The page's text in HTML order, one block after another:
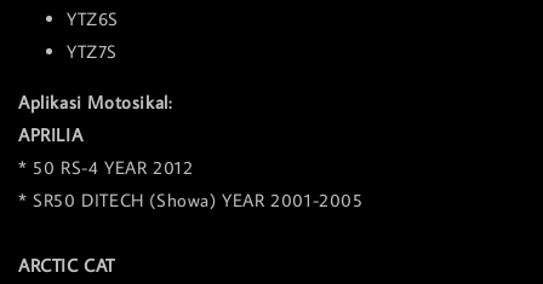
YTZ6S
YTZ7S
Aplikasi Motosikal:
APRILIA
* 50 RS-4 YEAR 2012
* SR50 DITECH (Showa) YEAR 2001-2005
ARCTIC CAT